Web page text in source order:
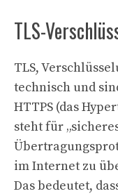
TLS-
TLS,
technisch und
HTTPS (das
steht für
im Internet zu
Das bedeutet,